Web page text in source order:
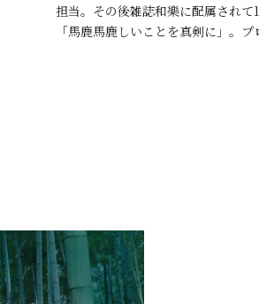
担当。その後雑誌和樂に配属され
「馬鹿馬鹿しいことを真剣に」。プ